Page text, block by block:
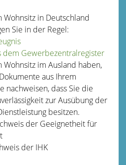
Wohnsitz in Deutschland
Sie in der Regel:
dem Gewerbezentralregister
Wohnsitz im Ausland haben,
aus Ihrem
nachweisen, dass Sie die
zur Ausübung der
besitzen.
der Geeignetheit für
der IHK